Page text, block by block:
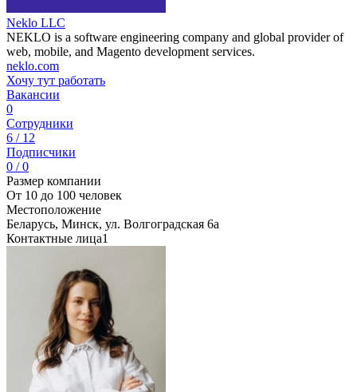
Neklo LLC
NEKLO is a software engineering company and global provider of
web, mobile, and Magento development services.
neklo.com
Хочу тут работать
Вакансии
0
Сотрудники
6 / 12
Подписчики
0 / 0
Размер компании
От 10 до 100 человек
Местоположение
Беларусь, Минск, ул. Волгоградская 6а
Контактные лица1